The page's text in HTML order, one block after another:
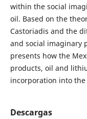
within the social
oil. Based on the
Castoriadis and the
and social imaginary
presents how the
products, oil and
incorporation into
Descargas